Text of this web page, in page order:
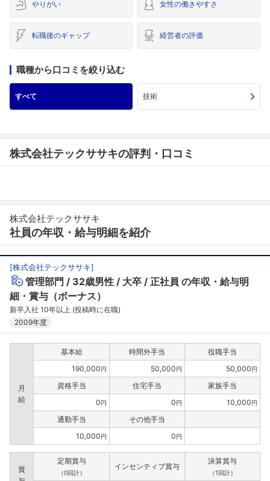
やりがい 女性の働きやすさ
転職後のギャップ 経営者の評価
職種から口コミを絞り込む
すべて 技術
株式会社テックササキの評判・口コミ
株式会社テックササキ
社員の年収・給与明細を紹介
[株式会社テックササキ]
管理部門 32歳男性 大卒 正社員 の年収・給与明
細・賞与（ボーナス）
新卒入社 10年以上 (投稿時に在職)
2009年度
月
給
基本給 時間外手当
役職手当
190,000円 50,000円 50,000円
資格手当 住宅手当
家族手当
0円 0円 10,000円
通勤手当
その他手当
10,000円 0円
賞
定期賞与
（0回計）
インセンティブ賞与
決算賞与
（1回計）